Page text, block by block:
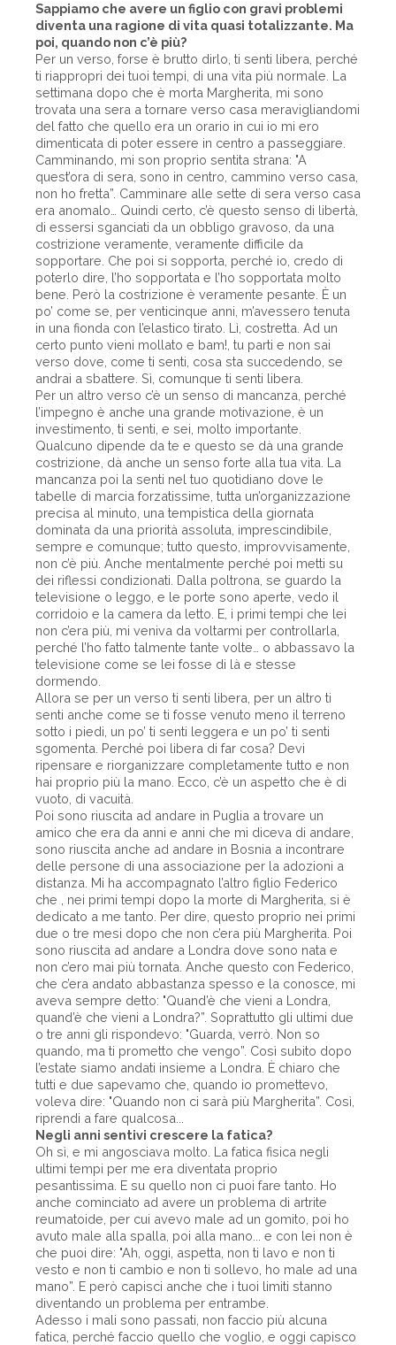
Sappiamo che avere un figlio con gravi problemi
diventa una ragione di vita quasi totalizzante. Ma
poi, quando non c’è più?
Per un verso, forse è brutto dirlo, ti senti libera, perché
ti riappropri dei tuoi tempi, di una vita più normale. La
settimana dopo che è morta Margherita, mi sono
trovata una sera a tornare verso casa meravigliandomi
del fatto che quello era un orario in cui io mi ero
dimenticata di poter essere in centro a passeggiare.
Camminando, mi son proprio sentita strana: "A
quest’ora di sera, sono in centro, cammino verso casa,
non ho fretta”. Camminare alle sette di sera verso casa
era anomalo… Quindi certo, c’è questo senso di libertà,
di essersi sganciati da un obbligo gravoso, da una
costrizione veramente, veramente difficile da
sopportare. Che poi si sopporta, perché io, credo di
poterlo dire, l’ho sopportata e l’ho sopportata molto
bene. Però la costrizione è veramente pesante. È un
po’ come se, per venticinque anni, m’avessero tenuta
in una fionda con l’elastico tirato. Lì, costretta. Ad un
certo punto vieni mollato e bam!, tu parti e non sai
verso dove, come ti senti, cosa sta succedendo, se
andrai a sbattere. Sì, comunque ti senti libera.
Per un altro verso c’è un senso di mancanza, perché
l’impegno è anche una grande motivazione, è un
investimento, ti senti, e sei, molto importante.
Qualcuno dipende da te e questo se dà una grande
costrizione, dà anche un senso forte alla tua vita. La
mancanza poi la senti nel tuo quotidiano dove le
tabelle di marcia forzatissime, tutta un’organizzazione
precisa al minuto, una tempistica della giornata
dominata da una priorità assoluta, imprescindibile,
sempre e comunque; tutto questo, improvvisamente,
non c’è più. Anche mentalmente perché poi metti su
dei riflessi condizionati. Dalla poltrona, se guardo la
televisione o leggo, e le porte sono aperte, vedo il
corridoio e la camera da letto. E, i primi tempi che lei
non c’era più, mi veniva da voltarmi per controllarla,
perché l’ho fatto talmente tante volte… o abbassavo la
televisione come se lei fosse di là e stesse
dormendo.
Allora se per un verso ti senti libera, per un altro ti
senti anche come se ti fosse venuto meno il terreno
sotto i piedi, un po’ ti senti leggera e un po’ ti senti
sgomenta. Perché poi libera di far cosa? Devi
ripensare e riorganizzare completamente tutto e non
hai proprio più la mano. Ecco, c’è un aspetto che è di
vuoto, di vacuità.
Poi sono riuscita ad andare in Puglia a trovare un
amico che era da anni e anni che mi diceva di andare,
sono riuscita anche ad andare in Bosnia a incontrare
delle persone di una associazione per la adozioni a
distanza. Mi ha accompagnato l’altro figlio Federico
che , nei primi tempi dopo la morte di Margherita, si è
dedicato a me tanto. Per dire, questo proprio nei primi
due o tre mesi dopo che non c’era più Margherita. Poi
sono riuscita ad andare a Londra dove sono nata e
non c’ero mai più tornata. Anche questo con Federico,
che c’era andato abbastanza spesso e la conosce, mi
aveva sempre detto: "Quand’è che vieni a Londra,
quand’è che vieni a Londra?”. Soprattutto gli ultimi due
o tre anni gli rispondevo: "Guarda, verrò. Non so
quando, ma ti prometto che vengo”. Così subito dopo
l’estate siamo andati insieme a Londra. È chiaro che
tutti e due sapevamo che, quando io promettevo,
voleva dire: "Quando non ci sarà più Margherita”. Così,
riprendi a fare qualcosa...
Negli anni sentivi crescere la fatica?
Oh sì, e mi angosciava molto. La fatica fisica negli
ultimi tempi per me era diventata proprio
pesantissima. E su quello non ci puoi fare tanto. Ho
anche cominciato ad avere un problema di artrite
reumatoide, per cui avevo male ad un gomito, poi ho
avuto male alla spalla, poi alla mano... e con lei non è
che puoi dire: "Ah, oggi, aspetta, non ti lavo e non ti
vesto e non ti cambio e non ti sollevo, ho male ad una
mano”. E però capisci anche che i tuoi limiti stanno
diventando un problema per entrambe.
Adesso i mali sono passati, non faccio più alcuna
fatica, perché faccio quello che voglio, e oggi capisco